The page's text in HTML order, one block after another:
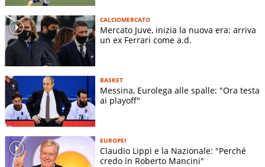
CALCIOMERCATO
Mercato Juve, inizia la nuova era: arriva
un ex Ferrari come a.d.
BASKET
Messina, Eurolega alle spalle: "Ora testa
ai playoff"
EUROPEI
Claudio Lippi e la Nazionale: "Perché
credo in Roberto Mancini"